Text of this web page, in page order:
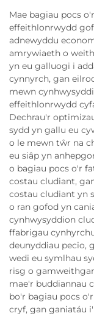
Mae bagiau pocs
effeithlonrwydd
adnewyddu
amrywiaeth o
yn eu galluogi i
cynnyrch, gan
mewn
effeithlonrwydd
Dechrau'r
sydd yn gallu eu
o le mewn tŵr na
eu siâp yn
o bagiau pocs o'r
costau cludiant,
costau cludiant yn
o ran gofod yn
cynhwysyddion
ffabrigau
deunyddiau pecio,
wedi eu symlhau
risg o
mae'r buddiannau
bo'r bagiau pocs
cryf, gan ganiatáu